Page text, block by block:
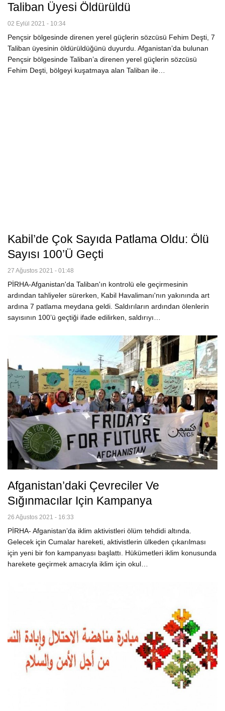
Taliban Üyesi Öldürüldü
02 Eylül 2021 - 10:34
Pençsir bölgesinde direnen yerel güçlerin sözcüsü Fehim Deşti, 7
Taliban üyesinin öldürüldüğünü duyurdu. Afganistan’da bulunan
Pençsir bölgesinde Taliban’a direnen yerel güçlerin sözcüsü
Fehim Deşti, bölgeyi kuşatmaya alan Taliban ile…
Kabil’de Çok Sayıda Patlama Oldu: Ölü
Sayısı 100’ü Geçti
27 Ağustos 2021 - 01:48
PİRHA-Afganistan'da Taliban'ın kontrolü ele geçirmesinin
ardından tahliyeler sürerken, Kabil Havalimanı'nın yakınında art
ardına 7 patlama meydana geldi. Saldırıların ardından ölenlerin
sayısının 100’ü geçtiği ifade edilirken, saldırıyı…
Afganistan’daki Çevreciler Ve
Sığınmacılar Için Kampanya
26 Ağustos 2021 - 16:33
PİRHA- Afganistan’da iklim aktivistleri ölüm tehdidi altında.
Gelecek için Cumalar hareketi, aktivistlerin ülkeden çıkarılması
için yeni bir fon kampanyası başlattı. Hükümetleri iklim konusunda
harekete geçirmek amacıyla iklim için okul…